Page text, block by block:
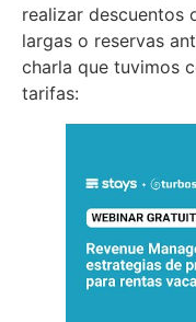
realizar descuentos
largas o reservas
charla que tuvimos
tarifas: